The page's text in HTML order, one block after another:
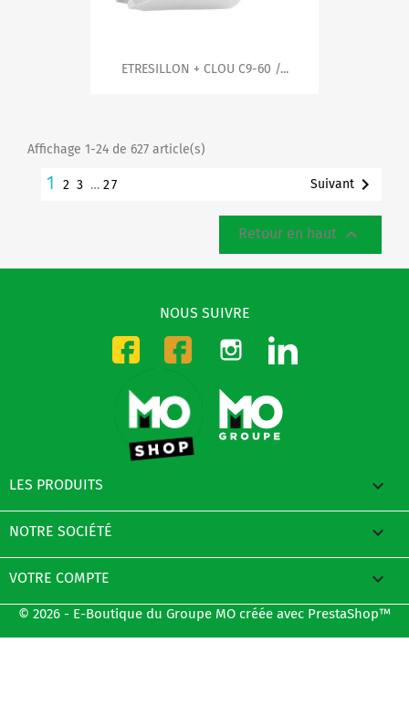
ETRESILLON + CLOU C9-60 /...
Affichage 1-24 de 627 article(s)
1 2 3 … 27 Suivant 
Retour en haut 
NOUS SUIVRE
Facebook-CMOFacebook-DMO
Instagram
LES PRODUITS 
NOTRE SOCIÉTÉ 
VOTRE COMPTE 
© 2026 - E-Boutique du Groupe MO créée avec PrestaShop™